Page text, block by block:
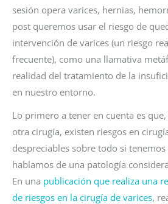
sesión opera varices, hernias,
post queremos usar el riesgo de
intervención de varices (un riesgo
frecuente), como una llamativa
realidad del tratamiento de la
en nuestro entorno.
Lo primero a tener en cuenta es
otra cirugía, existen riesgos en
despreciables sobre todo si
hablamos de una patología
En una publicación que realiza una
de riesgos en la cirugía de varices,